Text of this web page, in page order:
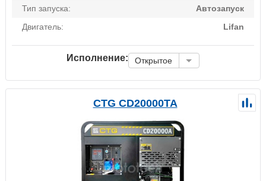
Тип запуска:
Автозапуск
Двигатель:
Lifan
Исполнение: Открытое
CTG CD20000TA